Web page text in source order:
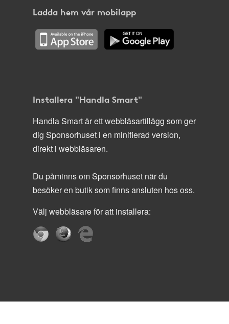
Ladda hem vår mobilapp
Installera "Handla Smart"
Handla Smart är ett webbläsartillägg som ger
dig Sponsorhuset i en minifierad version,
direkt i webbläsaren.
Du påminns om Sponsorhuset när du
besöker en butik som finns ansluten hos oss.
Välj webbläsare för att installera: